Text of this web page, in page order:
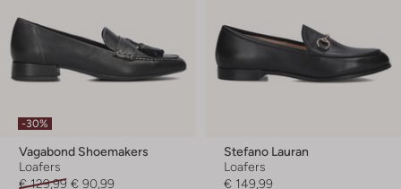
-30%
Vagabond Shoemakers
Loafers
€ 129,99 € 90,99
Stefano Lauran
Loafers
€ 149,99